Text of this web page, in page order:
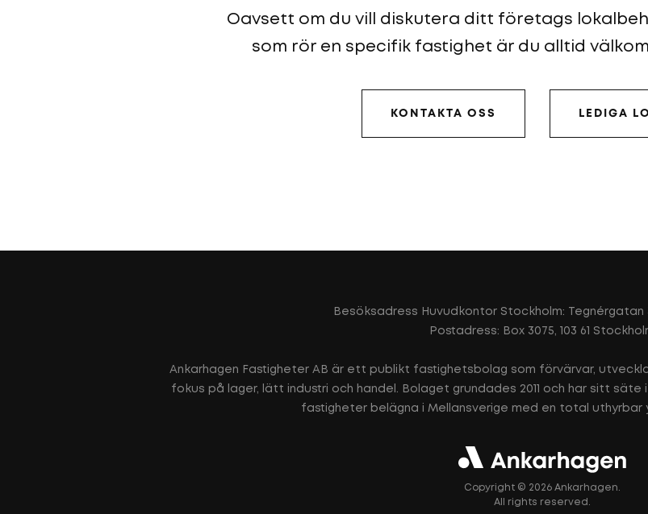
Oavsett om du vill diskutera ditt företags
som rör en specifik fastighet är du alltid
KONTAKTA OSS LEDIGA
Besöksadress Huvudkontor Stockholm: Tegnérgatan
Postadress: Box 3075, 103 61
Ankarhagen Fastigheter AB är ett publikt fastighetsbolag som förvärvar,
fokus på lager, lätt industri och handel. Bolaget grundades 2011 och har sitt
fastigheter belägna i Mellansverige med en total uthyrbar
Copyright © 2026 Ankarhagen.
All rights reserved.